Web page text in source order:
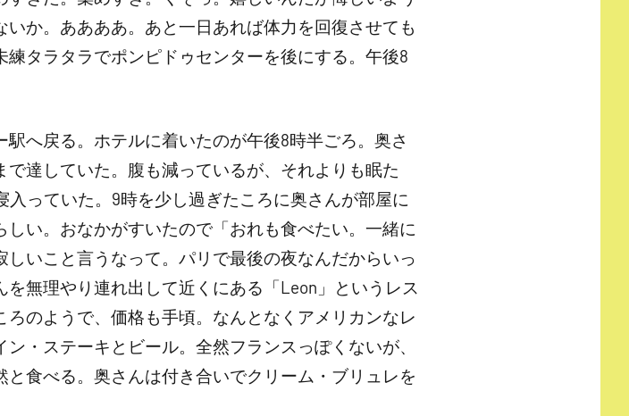
か。ああああ。あと一日あれば体力を回復させても
タラタラでポンピドゥセンターを後にする。午後8
へ戻る。ホテルに着いたのが午後8時半ごろ。奥さ
達していた。腹も減っているが、それよりも眠た
っていた。9時を少し過ぎたころに奥さんが部屋に
い。おなかがすいたので「おれも食べたい。一緒に
いこと言うなって。パリで最後の夜なんだからいっ
無理やり連れ出して近くにある「Leon」というレス
のようで、価格も手頃。なんとなくアメリカンなレ
・ステーキとビール。全然フランスっぽくないが、
食べる。奥さんは付き合いでクリーム・ブリュレを